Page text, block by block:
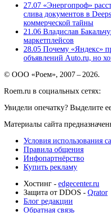
27.07 «Энергопроф»
слива документов в
коммерческой тайны
21.06 Владислав
маркетплейсов
28.05 Почему «Яндекс»
объявлений Auto.ru, но
© ООО «Роем», 2007 – 2026.
Roem.ru в социальных сетях:
Увидели опечатку? Выделите
Материалы сайта
Условия использования
Правила общения
Инфопартнёрство
Купить рекламу
Хостинг - edgecenter.ru
Защита от DDOS - Qrator
Блог редакции
Обратная связь